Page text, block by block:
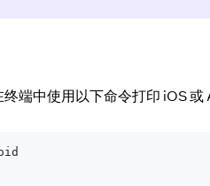
端中使用以下命令打印 iOS